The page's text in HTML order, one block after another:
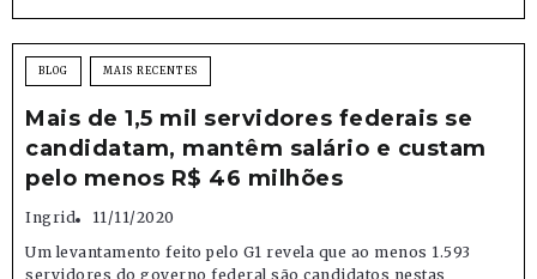
BLOG MAIS RECENTES
Mais de 1,5 mil servidores federais se
candidatam, mantêm salário e custam
pelo menos R$ 46 milhões
Ingrid
11/11/2020
Um levantamento feito pelo G1 revela que ao menos 1.593
servidores do governo federal são candidatos nestas